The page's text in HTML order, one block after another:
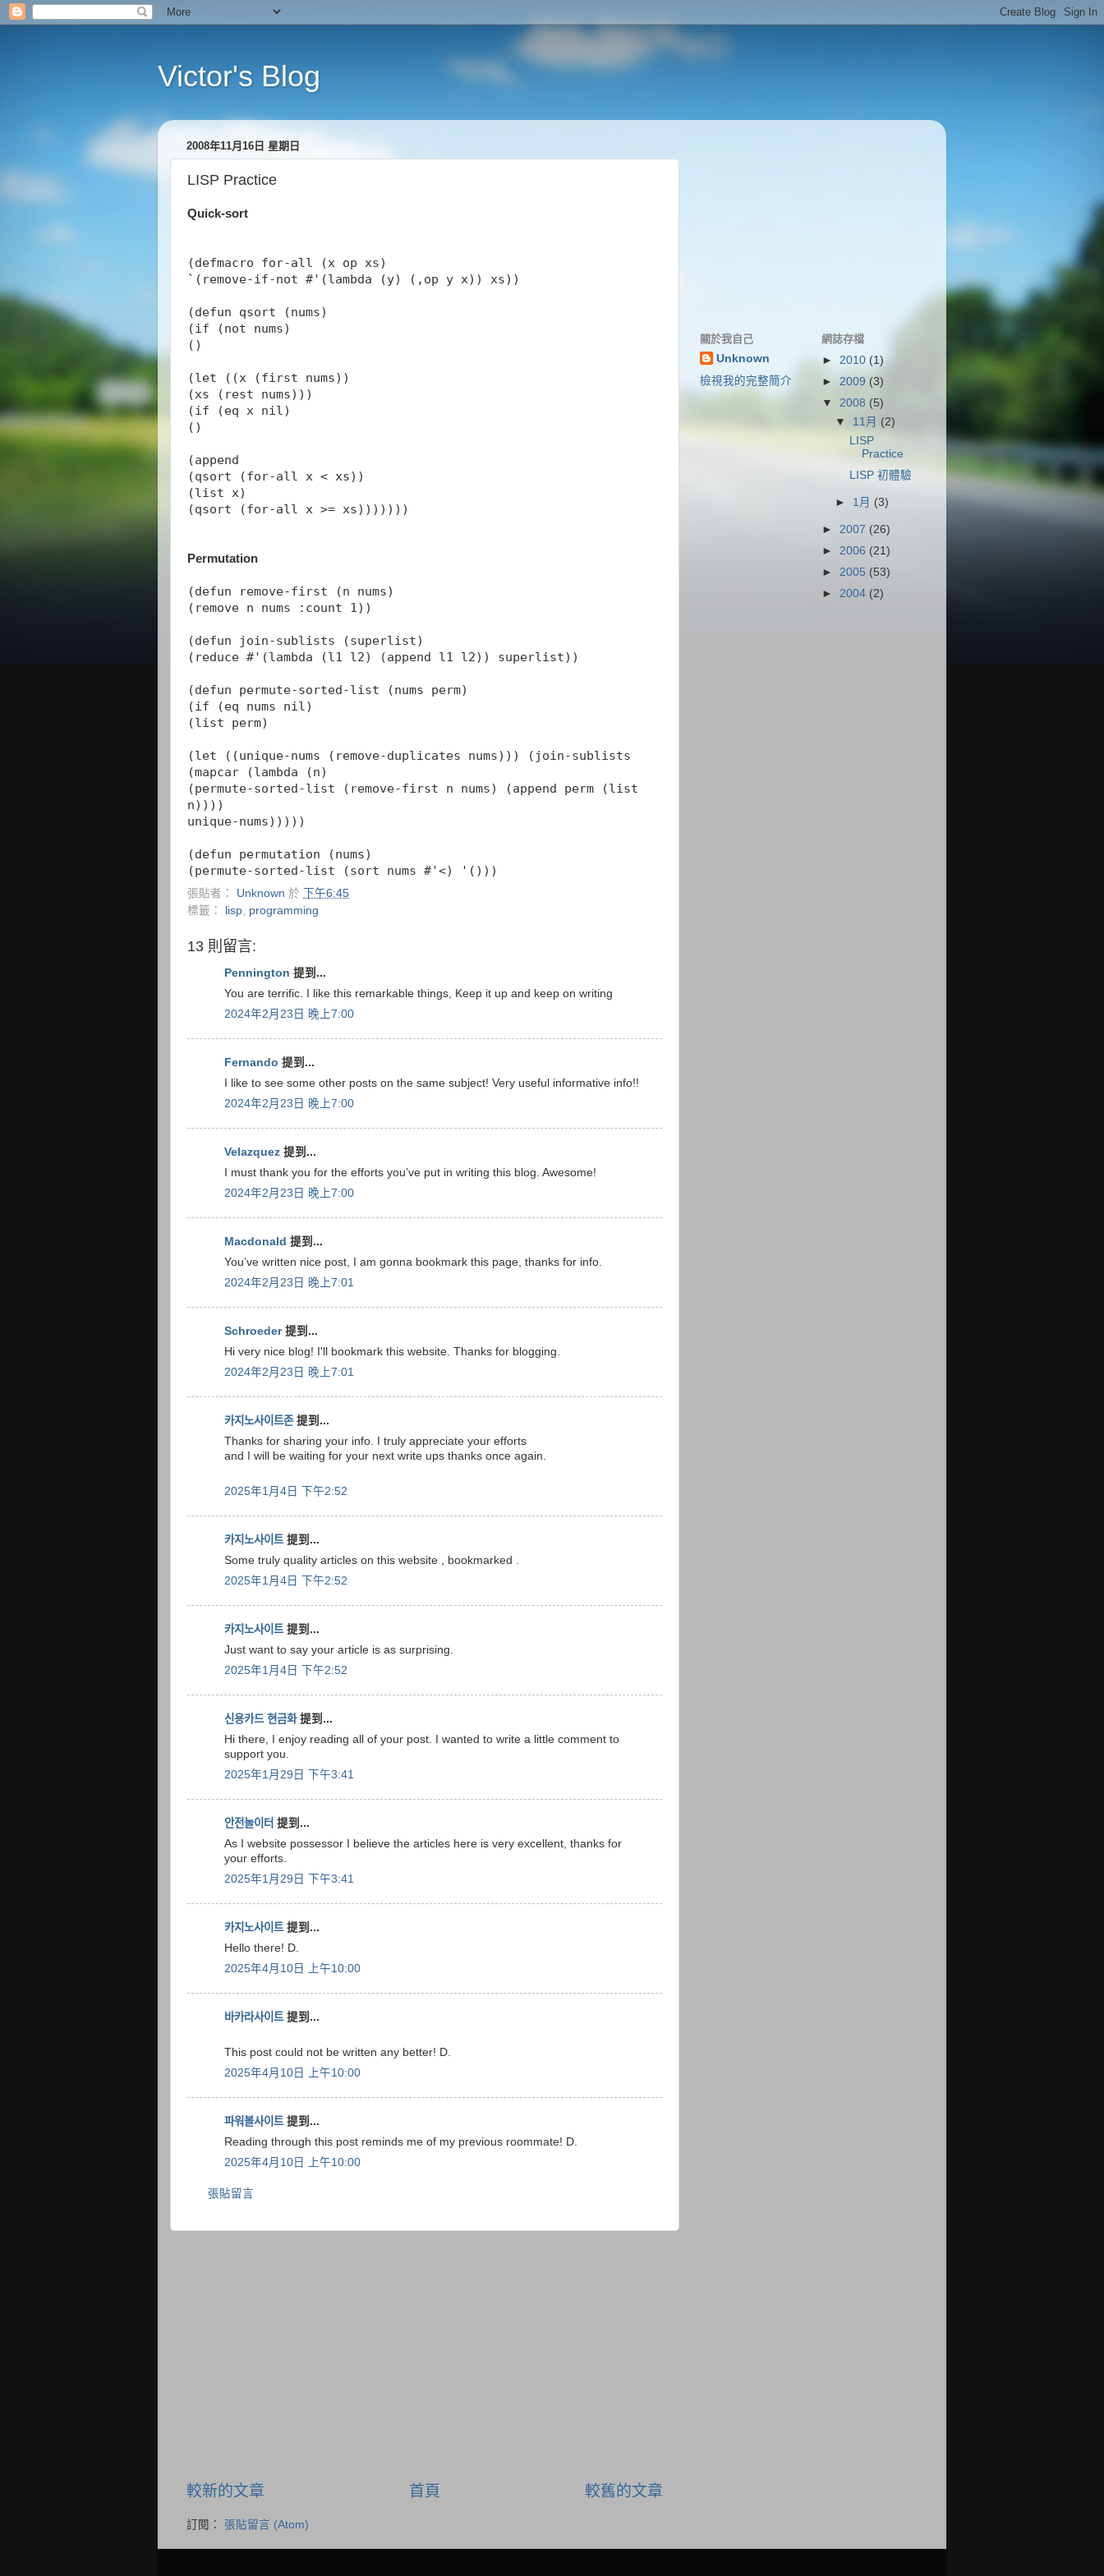
Victor's Blog
2008年11月16日 星期日
LISP Practice
Quick-sort
(defmacro for-all (x op xs)
`(remove-if-not #'(lambda (y) (,op y x)) xs))
(defun qsort (nums)
(if (not nums)
()
(let ((x (first nums))
(xs (rest nums)))
(if (eq x nil)
()
(append
(qsort (for-all x < xs))
(list x)
(qsort (for-all x >= xs)))))))
Permutation
(defun remove-first (n nums)
(remove n nums :count 1))
(defun join-sublists (superlist)
(reduce #'(lambda (l1 l2) (append l1 l2)) superlist))
(defun permute-sorted-list (nums perm)
(if (eq nums nil)
(list perm)
(let ((unique-nums (remove-duplicates nums))) (join-sublists
(mapcar (lambda (n)
(permute-sorted-list (remove-first n nums) (append perm (list
n))))
unique-nums)))))
(defun permutation (nums)
(permute-sorted-list (sort nums #'<) '()))
張貼者： Unknown 於
下午6:45
標籤：
lisp programming
13 則留言:
Pennington 提到...
You are terrific. I like this remarkable things, Keep it up and keep on writing
2024年2月23日 晚上7:00
Fernando 提到...
I like to see some other posts on the same subject! Very useful informative info!!
2024年2月23日 晚上7:00
Velazquez 提到...
I must thank you for the efforts you’ve put in writing this blog. Awesome!
2024年2月23日 晚上7:00
Macdonald 提到...
You’ve written nice post, I am gonna bookmark this page, thanks for info.
2024年2月23日 晚上7:01
Schroeder提到...
Hi very nice blog! I'll bookmark this website. Thanks for blogging.
2024年2月23日 晚上7:01
카지노사이트존提到...
Thanks for sharing your info. I truly appreciate your efforts
and I will be waiting for your next write ups thanks once again.
2025年1月4日 下午2:52
카지노사이트提到...
Some truly quality articles on this website , bookmarked .
2025年1月4日 下午2:52
카지노사이트提到...
Just want to say your article is as surprising.
2025年1月4日 下午2:52
신용카드 현금화提到...
Hi there, I enjoy reading all of your post. I wanted to write a little comment to
support you.
2025年1月29日 下午3:41
안전놀이터 提到...
As I website possessor I believe the articles here is very excellent, thanks for
your efforts.
2025年1月29日 下午3:41
카지노사이트提到...
Hello there! D.
2025年4月10日 上午10:00
바카라사이트提到...
This post could not be written any better! D.
2025年4月10日 上午10:00
파워볼사이트提到...
Reading through this post reminds me of my previous roommate! D.
2025年4月10日 上午10:00
張貼留言
較新的文章 較舊的文章
首頁
訂閱： 張貼留言 (Atom)
關於我自己
Unknown
檢視我的完整簡介
網誌存檔
► 2010 (1)
► 2009 (3)
▼ 2008 (5)
▼ 11月 (2)
LISP
Practice
LISP 初體驗
► 1月 (3)
► 2007 (26)
► 2006 (21)
► 2005 (53)
► 2004 (2)